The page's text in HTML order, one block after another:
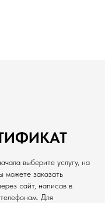
выберите услугу, на
можете заказать
сайт, написав в
Для